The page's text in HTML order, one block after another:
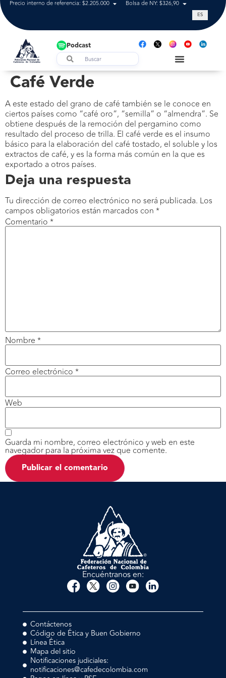
Precio interno de referencia: $2.205.000 Bolsa de NY: $326,90 Tasa de
ES
Podcast
Café Verde
A este estado del grano de café también se le conoce en
ciertos países como “café oro”, “semilla” o “almendra”. Se
obtiene después de la remoción del pergamino como
resultado del proceso de trilla. El café verde es el insumo
básico para la elaboración del café tostado, el soluble y los
extractos de café, y es la forma más común en la que es
exportado a otros países.
Deja una respuesta
Tu dirección de correo electrónico no será publicada. Los
campos obligatorios están marcados con *
Comentario *
Nombre *
Correo electrónico *
Web
Guarda mi nombre, correo electrónico y web en este
navegador para la próxima vez que comente.
Encuéntranos en:
Contáctenos
Código de Ética y Buen Gobierno
Línea Ética
Mapa del sitio
Notificaciones judiciales:
notificaciones@cafedecolombia.com